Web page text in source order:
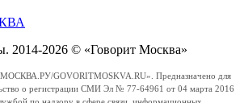
2014-2026 © «Говорит Москва»
GOVORITMOSKVA.RU». Предназначено для
о регистрации СМИ Эл № 77-64961 от 04 марта 2016